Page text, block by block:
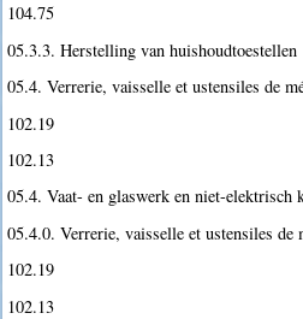
104.75
05.3.3. Herstelling van huishoudtoestellen
05.4. Verrerie, vaisselle et ustensiles de
102.19
102.13
05.4. Vaat- en glaswerk en niet-elektrisch
05.4.0. Verrerie, vaisselle et ustensiles de
102.19
102.13